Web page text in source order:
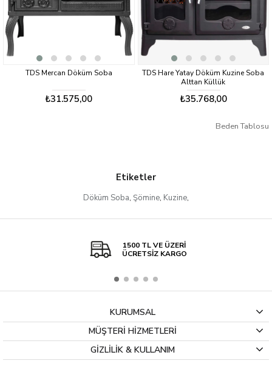
TDS Mercan Döküm Soba
₺31.575,00
TDS Hare Yatay Döküm Kuzine Soba
Alttan Küllük
₺35.768,00
Beden Tablosu
Etiketler
Döküm Soba, Şömine, Kuzine,
1500 TL VE ÜZERİ
ÜCRETSİZ KARGO
KURUMSAL
MÜŞTERİ HİZMETLERİ
GİZLİLİK & KULLANIM